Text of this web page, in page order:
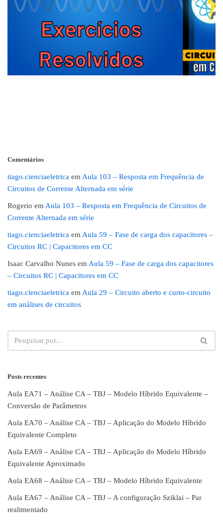
Comentários
tiago.cienciaeletrica em Aula 103 – Resposta em Frequência de
Circuitos de Corrente Alternada em série
Rogerio em Aula 103 – Resposta em Frequência de Circuitos de
Corrente Alternada em série
tiago.cienciaeletrica em Aula 59 – Fase de carga dos capacitores –
Circuitos RC | Capacitores em CC
Isaac Carvalho Nunes em Aula 59 – Fase de carga dos capacitores
– Circuitos RC | Capacitores em CC
tiago.cienciaeletrica em Aula 29 – Circuito aberto e curto-circuito
em análises de circuitos
Posts recentes
Aula EA71 – Análise CA – TBJ – Modelo Híbrido Equivalente –
Conversão de Parâmetros
Aula EA70 – Análise CA – TBJ – Aplicação do Modelo Híbrido
Equivalente Completo
Aula EA69 – Análise CA – TBJ – Aplicação do Modelo Híbrido
Equivalente Aproximado
Aula EA68 – Análise CA – TBJ – Modelo Híbrido Equivalente
Aula EA67 – Análise CA – TBJ – A configuração Sziklai – Par
realimentado